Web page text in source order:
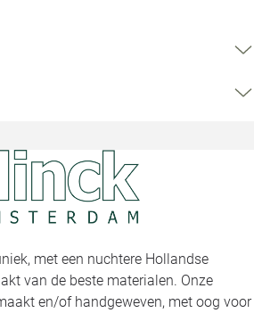
met een nuchtere Hollandse
van de beste materialen. Onze
en/of handgeweven, met oog voor